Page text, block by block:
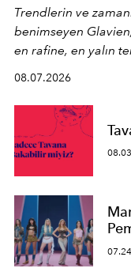
Trendlerin ve
benimseyen
en rafine, en yalın
en yeni seçkisiyle
08.07.2026